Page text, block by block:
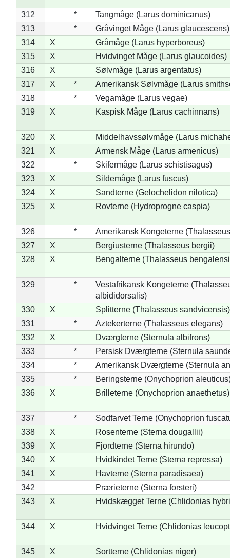
312 *
Tangmåge (Larus dominicanus)
313
*
Gråvinget Måge (Larus glaucescens)
314
X
Gråmåge (Larus hyperboreus)
315
X
Hvidvinget Måge (Larus glaucoides)
316
X
Sølvmåge (Larus argentatus)
317
X *
Amerikansk Sølvmåge (Larus
318
*
Vegamåge (Larus vegae)
319
X Kaspisk Måge (Larus cachinnans)
320 X
Middelhavssølvmåge (Larus
321
X
Armensk Måge (Larus armenicus)
322
*
Skifermåge (Larus schistisagus)
323
X
Sildemåge (Larus fuscus)
324
X
Sandterne (Gelochelidon nilotica)
325
X Rovterne (Hydroprogne caspia)
326 *
Amerikansk Kongeterne
327
X
Bergiusterne (Thalasseus bergii)
328
X Bengalterne (Thalasseus
329 *
Vestafrikansk Kongeterne
albididorsalis)
330
X
Splitterne (Thalasseus sandvicensis)
331
*
Aztekerterne (Thalasseus elegans)
332
X
Dværgterne (Sternula albifrons)
333
*
Persisk Dværgterne (Sternula
334
*
Amerikansk Dværgterne (Sternula
335
*
Beringsterne (Onychoprion
336
X Brilleterne (Onychoprion anaethetus)
337 *
Sodfarvet Terne (Onychoprion
338
X
Rosenterne (Sterna dougallii)
339
X
Fjordterne (Sterna hirundo)
340
X
Hvidkindet Terne (Sterna repressa)
341
X
Havterne (Sterna paradisaea)
342
Prærieterne (Sterna forsteri)
343
X Hvidskægget Terne (Chlidonias
344 X Hvidvinget Terne (Chlidonias
345 X Sortterne (Chlidonias niger)